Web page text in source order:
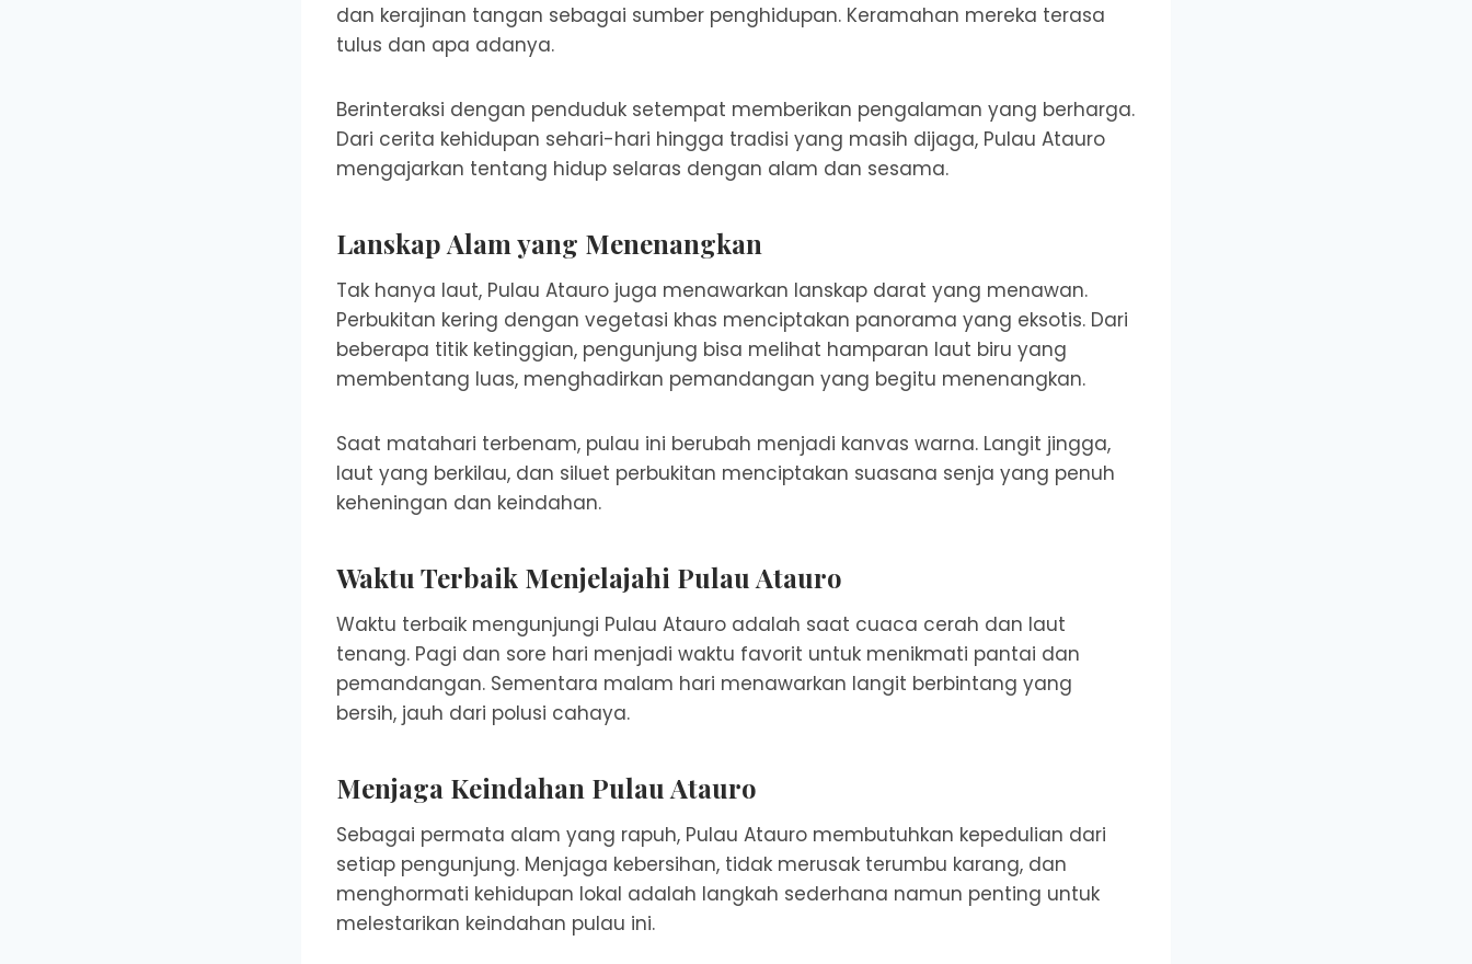
dan kerajinan tangan sebagai sumber penghidupan. Keramahan mereka terasa
tulus dan apa adanya.
Berinteraksi dengan penduduk setempat memberikan pengalaman yang berharga.
Dari cerita kehidupan sehari-hari hingga tradisi yang masih dijaga, Pulau Atauro
mengajarkan tentang hidup selaras dengan alam dan sesama.
Lanskap Alam yang Menenangkan
Tak hanya laut, Pulau Atauro juga menawarkan lanskap darat yang menawan.
Perbukitan kering dengan vegetasi khas menciptakan panorama yang eksotis. Dari
beberapa titik ketinggian, pengunjung bisa melihat hamparan laut biru yang
membentang luas, menghadirkan pemandangan yang begitu menenangkan.
Saat matahari terbenam, pulau ini berubah menjadi kanvas warna. Langit jingga,
laut yang berkilau, dan siluet perbukitan menciptakan suasana senja yang penuh
keheningan dan keindahan.
Waktu Terbaik Menjelajahi Pulau Atauro
Waktu terbaik mengunjungi Pulau Atauro adalah saat cuaca cerah dan laut
tenang. Pagi dan sore hari menjadi waktu favorit untuk menikmati pantai dan
pemandangan. Sementara malam hari menawarkan langit berbintang yang
bersih, jauh dari polusi cahaya.
Menjaga Keindahan Pulau Atauro
Sebagai permata alam yang rapuh, Pulau Atauro membutuhkan kepedulian dari
setiap pengunjung. Menjaga kebersihan, tidak merusak terumbu karang, dan
menghormati kehidupan lokal adalah langkah sederhana namun penting untuk
melestarikan keindahan pulau ini.